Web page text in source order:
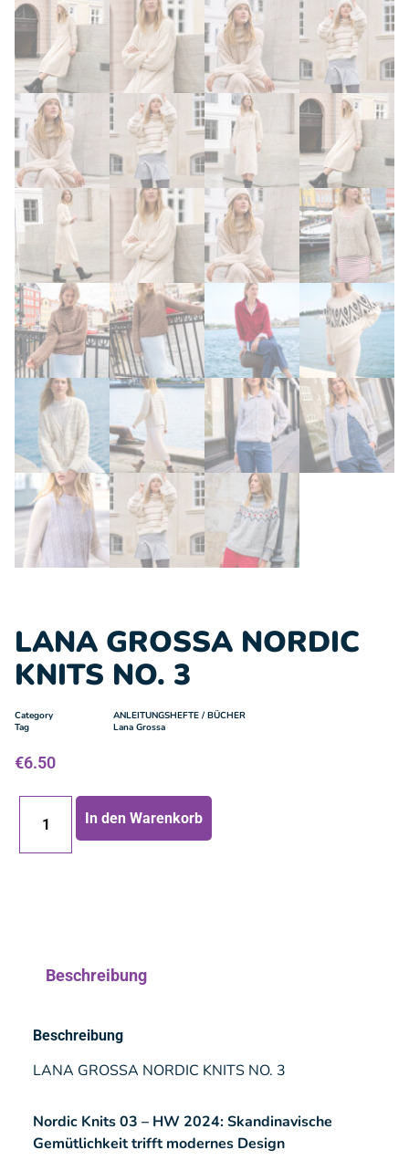
LANA GROSSA NORDIC
KNITS NO. 3
Category
ANLEITUNGSHEFTE / BÜCHER
Tag
Lana Grossa
€6.50
In den Warenkorb
Beschreibung
Beschreibung
LANA GROSSA NORDIC KNITS NO. 3
Nordic Knits 03 – HW 2024: Skandinavische
Gemütlichkeit trifft modernes Design